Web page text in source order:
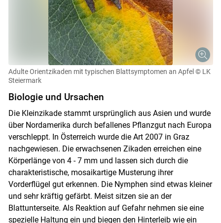
Skip to main content
Adulte Orientzikaden mit typischen Blattsymptomen an Apfel © LK
Steiermark
Biologie und Ursachen
Die Kleinzikade stammt ursprünglich aus Asien und wurde
über Nordamerika durch befallenes Pflanzgut nach Europa
verschleppt. In Österreich wurde die Art 2007 in Graz
nachgewiesen. Die erwachsenen Zikaden erreichen eine
Körperlänge von 4 - 7 mm und lassen sich durch die
charakteristische, mosaikartige Musterung ihrer
Vorderflügel gut erkennen. Die Nymphen sind etwas kleiner
und sehr kräftig gefärbt. Meist sitzen sie an der
Blattunterseite. Als Reaktion auf Gefahr nehmen sie eine
spezielle Haltung ein und biegen den Hinterleib wie ein